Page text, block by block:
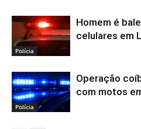
Polícia
Homem é
celulares em
Polícia
Operação
com motos